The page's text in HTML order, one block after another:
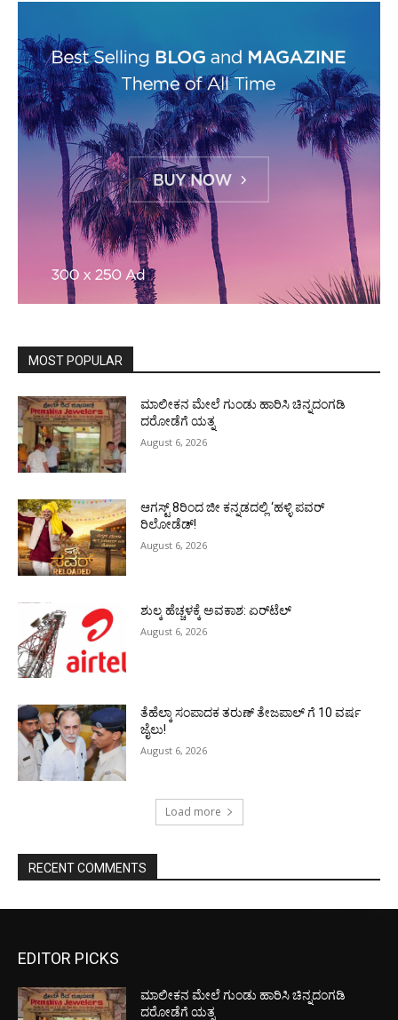
MOST POPULAR
ಮಾಲೀಕನ ಮೇಲೆ ಗುಂಡು ಹಾರಿಸಿ ಚಿನ್ನದಂಗಡಿ
ದರೋಡೆಗೆ ಯತ್ನ
August 6, 2026
ಆಗಸ್ಟ್ 8ರಿಂದ ಜೀ ಕನ್ನಡದಲ್ಲಿ ‘ಹಳ್ಳಿ ಪವರ್
ರಿಲೋಡೆಡ್!
August 6, 2026
ಶುಲ್ಕ ಹೆಚ್ಚಳಕ್ಕೆ ಅವಕಾಶ: ಏರ್‌ಟೆಲ್
August 6, 2026
ತೆಹೆಲ್ಕಾ ಸಂಪಾದಕ ತರುಣ್ ತೇಜಪಾಲ್ ಗೆ 10 ವರ್ಷ
ಜೈಲು!
August 6, 2026
Load more
RECENT COMMENTS
EDITOR PICKS
ಮಾಲೀಕನ ಮೇಲೆ ಗುಂಡು ಹಾರಿಸಿ ಚಿನ್ನದಂಗಡಿ
ದರೋಡೆಗೆ ಯತ್ನ